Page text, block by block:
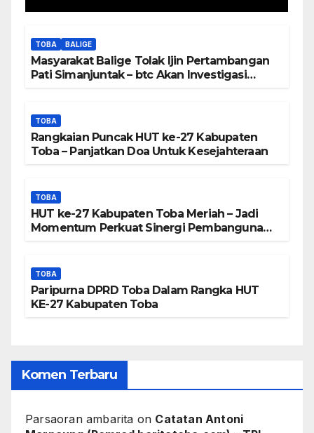
Berada Di DTA – Frengki
Pardede : Kami Tidak Miliki
Peta DTA – Tanda Tangan
Masyarakat Diduga
TOBA BALIGE
Masyarakat Balige Tolak Ijin Pertambangan
Pati Simanjuntak – btc Akan Investigasi
TOBA
Rangkaian Puncak HUT ke-27 Kabupaten
Toba – Panjatkan Doa Untuk Kesejahteraan
TOBA
HUT ke-27 Kabupaten Toba Meriah – Jadi
Momentum Perkuat Sinergi Pembangunan
TOBA
Paripurna DPRD Toba Dalam Rangka HUT
KE-27 Kabupaten Toba
Komen Terbaru
Parsaoran ambarita on Catatan Antoni